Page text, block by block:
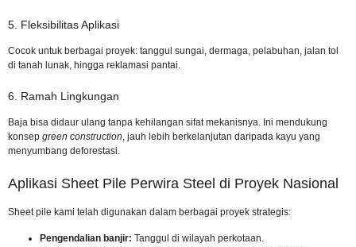
5. Fleksibilitas Aplikasi
Cocok untuk berbagai proyek: tanggul sungai, dermaga, pelabuhan, jalan tol
di tanah lunak, hingga reklamasi pantai.
6. Ramah Lingkungan
Baja bisa didaur ulang tanpa kehilangan sifat mekanisnya. Ini mendukung
konsep green construction, jauh lebih berkelanjutan daripada kayu yang
menyumbang deforestasi.
Aplikasi Sheet Pile Perwira Steel di Proyek Nasional
Sheet pile kami telah digunakan dalam berbagai proyek strategis:
Pengendalian banjir: Tanggul di wilayah perkotaan.